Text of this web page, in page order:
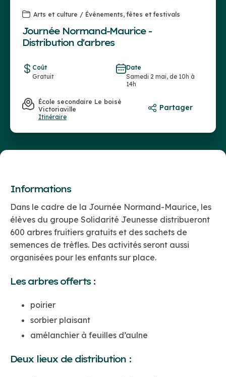
Arts et culture / Événements, fêtes et festivals
Journée Normand-Maurice -
Distribution d'arbres
Coût
Gratuit
Date
Samedi 2 mai, de 10h à
14h
École secondaire Le boisé
Victoriaville
Itinéraire
Partager
Informations
Dans le cadre de la Journée Normand-Maurice, les
élèves du groupe Solidarité Jeunesse distribueront
600 arbres fruitiers gratuits et des sachets de
semences de trèfles. Des activités seront aussi
organisées pour les enfants sur place.
Les arbres offerts :
poirier
sorbier plaisant
amélanchier à feuilles d’aulne
Deux lieux de distribution :